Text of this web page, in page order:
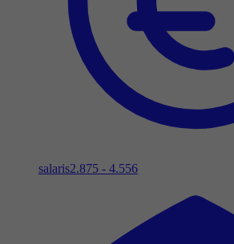
salaris2.875 - 4.556